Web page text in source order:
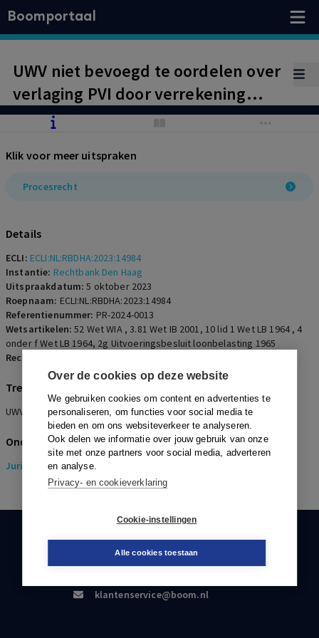
Over de cookies op deze website
We gebruiken cookies om content en advertenties te
personaliseren, om functies voor social media te
bieden en om ons websiteverkeer te analyseren.
Ook delen we informatie over jouw gebruik van onze
site met onze partners voor social media, adverteren
en analyse.
Privacy- en cookieverklaring
Cookie-instellingen
Alle cookies toestaan
Boomportaal
UWV niet bevoegd te oordelen over
verlaging PVI door verrekening
inkomen met WIA-uitkering
Klik voor meer uitspraken
Procesrecht
Details
ECLI: ECLI:NL:RBDHA:2023:14984
Instantie: Rechtbank Den Haag
Uitspraakdatum:5 oktober 2023
Roepnaam: ECLI:NL:RBDHA:2023:14984
Referentienummer: PR-2024-0013
Wetsartikelen:52 Wet WIA ,3.81 Wet IB 2001, 10 lid 1 Wet LB 1964 , 4
onder f Wet LB 1964, 2g Uitvoeringsbesluit loonbelasting 1965
Rechters:
Trefwoorden
UWV, WIA-uitkering, IVA, verrekening, bevoegdheid
Onderwerpen
Juridisch> Pensioenrecht
KLANTENSERVICE
088-0301000
klantenservice@boom.nl